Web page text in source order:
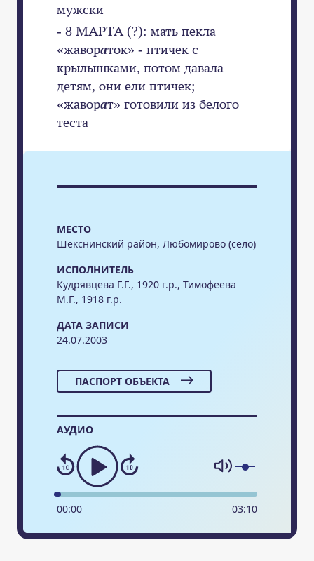
МЕСТО
Шекснинский район, Любомирово (село)
ИСПОЛНИТЕЛЬ
Кудрявцева Г.Г., 1920 г.р., Тимофеева
М.Г., 1918 г.р.
ДАТА ЗАПИСИ
24.07.2003
ПАСПОРТ ОБЪЕКТА
АУДИО
00:00 03:10
мужски
- 8 МАРТА (?): мать пекла
«жавораток» - птичек с
крылышками, потом давала
детям, они ели птичек;
«жаворат» готовили из белого
теста